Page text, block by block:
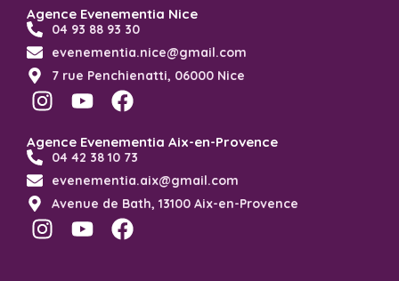
Agence Evenementia Nice
04 93 88 93 30
evenementia.nice@gmail.com
7 rue Penchienatti, 06000 Nice
Agence Evenementia Aix-en-Provence
04 42 38 10 73
evenementia.aix@gmail.com
Avenue de Bath, 13100 Aix-en-Provence